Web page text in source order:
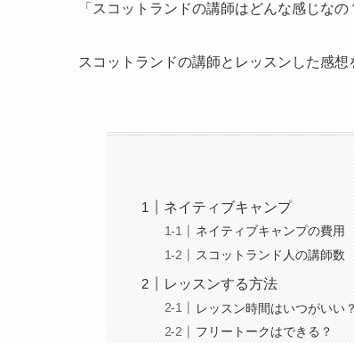
「スコットランドの講師はどんな感じなの
スコットランドの講師とレッスンした感想
ネイティブキャンプ
ネイティブキャンプの費用
スコットランド人の講師数
レッスンする方法
レッスン時間はいつがいい？
フリートークはできる？